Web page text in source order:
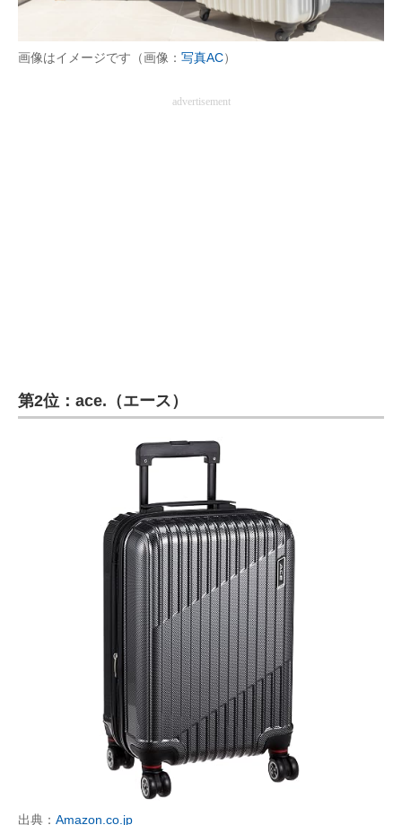
画像はイメージです（画像： 写真AC）
advertisement
第2位：ace.（エース）
出典： Amazon.co.jp